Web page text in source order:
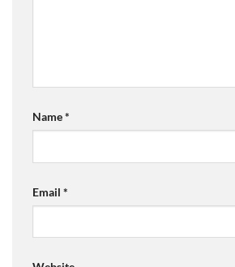
Name*
Email *